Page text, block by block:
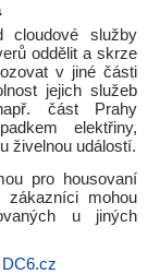
cloudové služby
oddělit a skrze
v jiné části
jejich služeb
část Prahy
elektřiny,
živelnou událostí.
pro housovaní
mohou
u jiných